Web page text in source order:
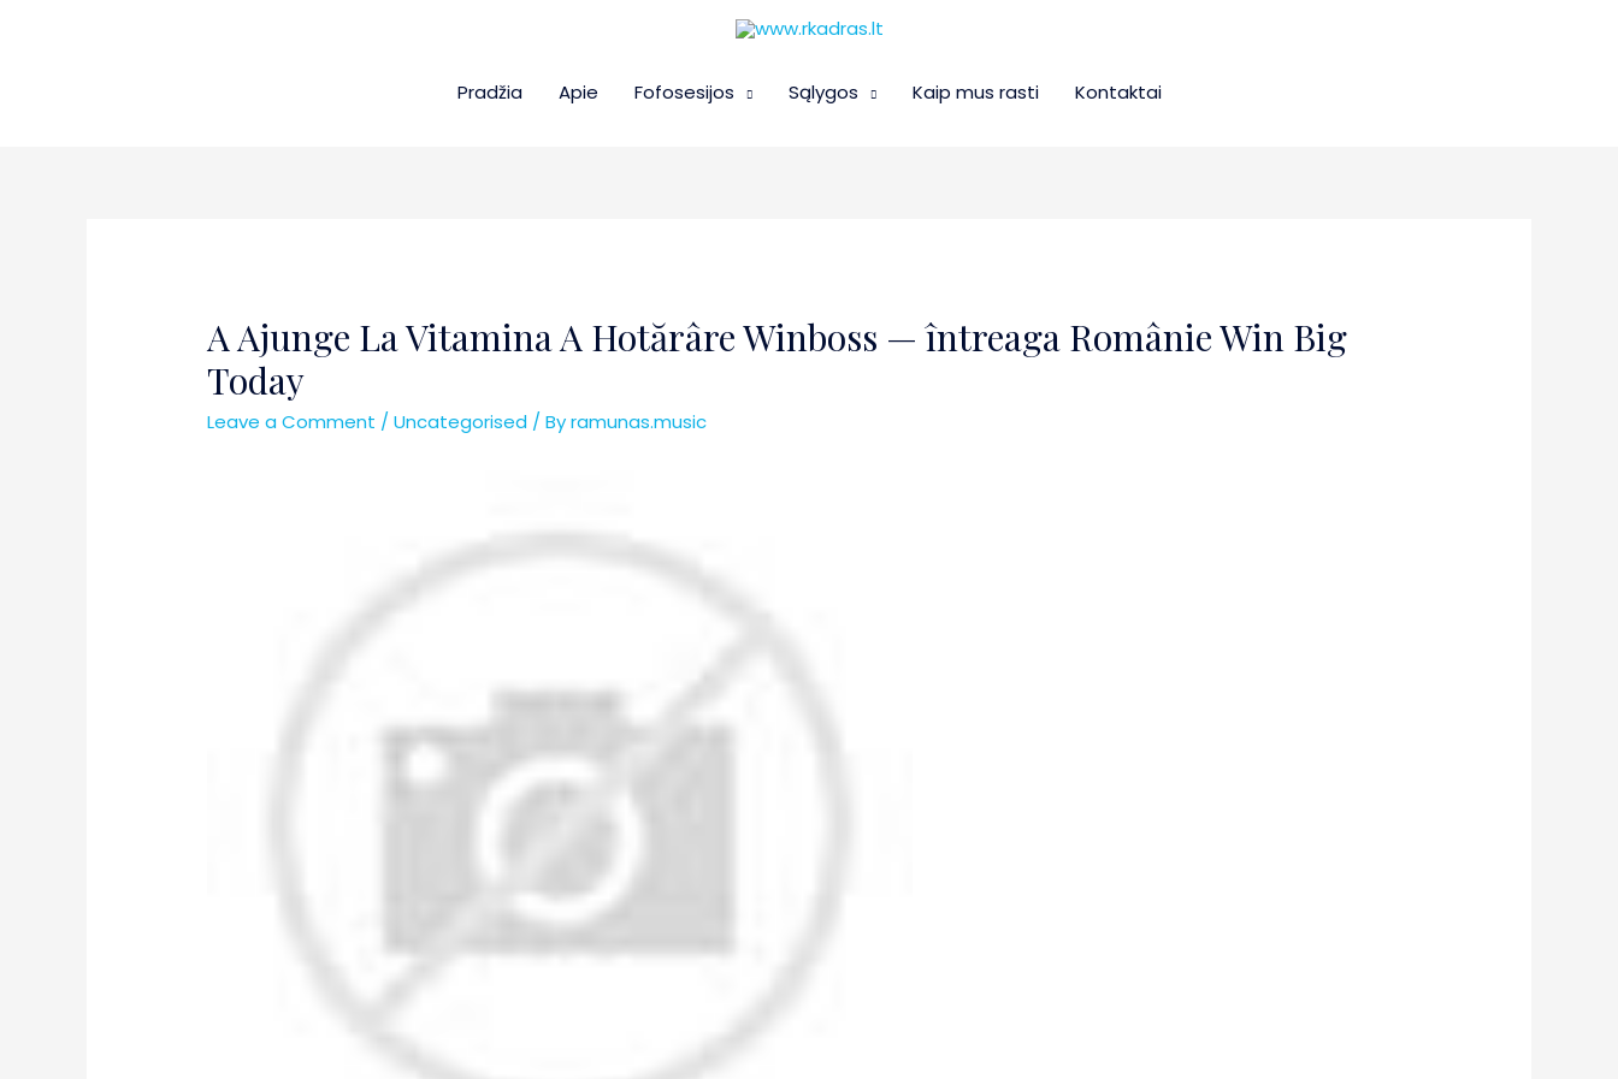
Pradžia Apie Fofosesijos Sąlygos Kaip mus rasti Kontaktai
A Ajunge La Vitamina A HotărâreWinboss — întreaga Românie Win Big
Today
Leave a Comment /Uncategorised / Byramunas.music